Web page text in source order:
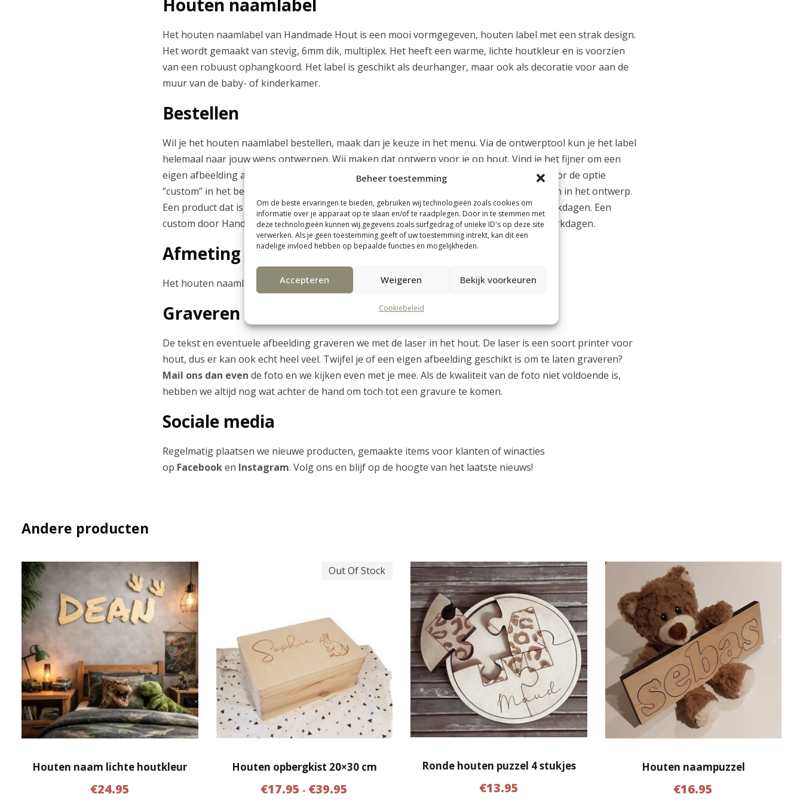
Beheer toestemming
Om de beste ervaringen te bieden, gebruiken wij technologieën zoals cookies om
informatie over je apparaat op te slaan en/of te raadplegen. Door in te stemmen met
deze technologieën kunnen wij gegevens zoals surfgedrag of unieke ID's op deze site
verwerken. Als je geen toestemming geeft of uw toestemming intrekt, kan dit een
nadelige invloed hebben op bepaalde functies en mogelijkheden.
Accepteren Weigeren Bekijk voorkeuren
Cookiebeleid
t
€
9
9
5
Houten naamlabel
Het houten naamlabel van Handmade Hout is een mooi vormgegeven, houten label met een strak design.
Het wordt gemaakt van stevig, 6mm dik, multiplex. Het heeft een warme, lichte houtkleur en is voorzien
van een robuust ophangkoord. Het label is geschikt als deurhanger, maar ook als decoratie voor aan de
muur van de baby- of kinderkamer.
Bestellen
Wil je het houten naamlabel bestellen, maak dan je keuze in het menu. Via de ontwerptool kun je het label
helemaal naar jouw wens ontwerpen. Wij maken dat ontwerp voor je op hout. Vind je het fijner om een
eigen afbeelding aan ons door te geven of ons het ontwerp te laten maken? Kies dan voor de optie
“custom” in het bestelmenu. Wij nemen dan contact met je op om je wensen te verwerken in het ontwerp.
Een product dat is ontworpen via de ontwerptool heeft een levertijd van ongeveer 5 werkdagen. Een
custom door Handmade Hout ontworpen product heeft een levertijd van ongeveer 7 werkdagen.
Afmeting
Het houten naamlabel heeft een afmeting van 26,5 x12 cm.
Graveren
De tekst en eventuele afbeelding graveren we met de laser in het hout. De laser is een soort printer voor
hout, dus er kan ook echt heel veel. Twijfel je of een eigen afbeelding geschikt is om te laten graveren?
Mail ons dan even de foto en we kijken even met je mee. Als de kwaliteit van de foto niet voldoende is,
hebben we altijd nog wat achter de hand om toch tot een gravure te komen.
Sociale media
Regelmatig plaatsen we nieuwe producten, gemaakte items voor klanten of winacties
op Facebooken Instagram. Volg ons en blijf op de hoogte van het laatste nieuws!
Andere producten
Houten naam lichte houtkleur
€24.95
Out Of Stock
Houten opbergkist 20×30 cm
€17.95 - €39.95
Ronde houten puzzel 4 stukjes
€13.95
Houten naampuzzel
€16.95